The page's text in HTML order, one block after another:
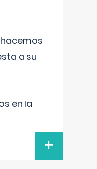
a su
en la
+